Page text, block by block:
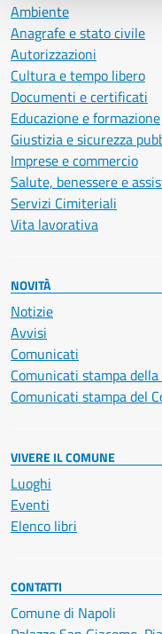
Ambiente
Anagrafe e stato civile
Autorizzazioni
Cultura e tempo libero
Documenti e certificati
Educazione e formazione
Giustizia e sicurezza
Imprese e commercio
Salute, benessere e
Servizi Cimiteriali
Vita lavorativa
NOVITÀ
Notizie
Avvisi
Comunicati
Comunicati stampa
Comunicati stampa del
VIVERE IL COMUNE
Luoghi
Eventi
Elenco libri
CONTATTI
Comune di Napoli